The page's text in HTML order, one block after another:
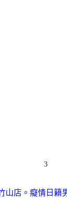
山店。癡情日籍